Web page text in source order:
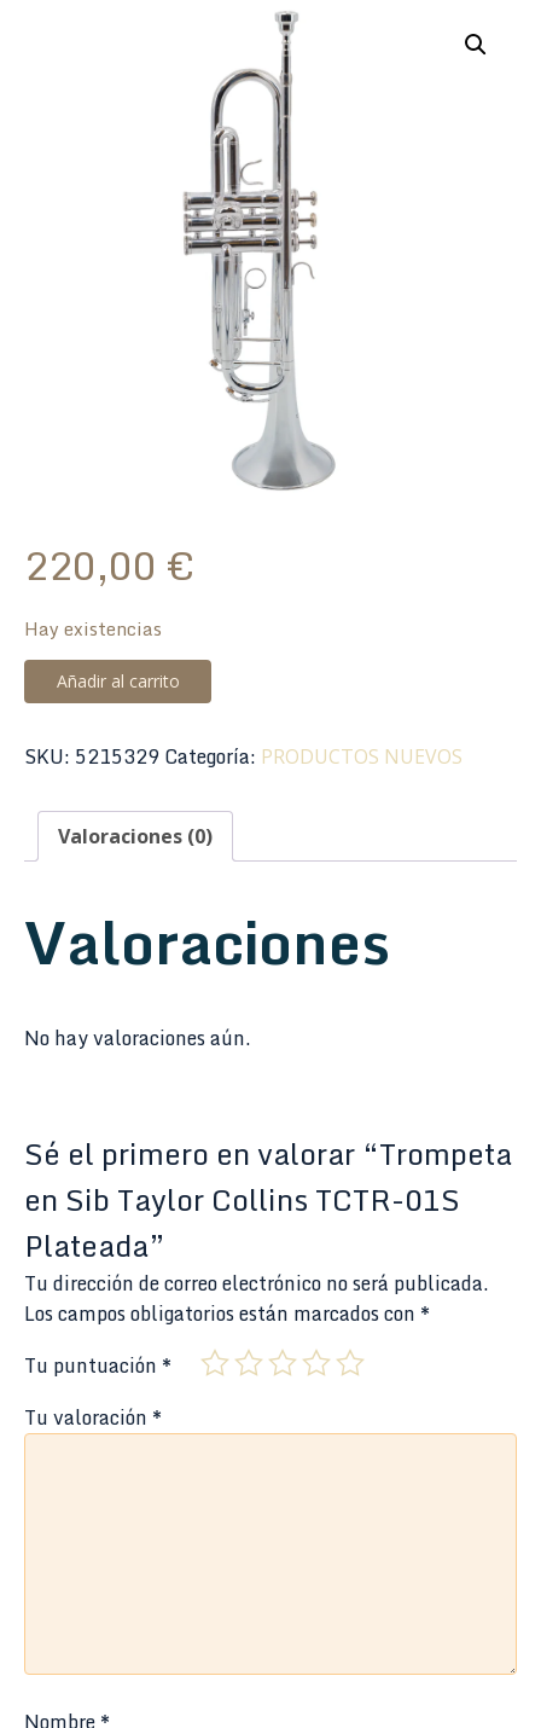
220,00 €
Hay existencias
Trompeta
en
Taylor
TCTR-
01S
cantidad
Añadir al carrito
SKU: 5215329Categoría: PRODUCTOS NUEVOS
Valoraciones (0)
Valoraciones
No hay valoraciones aún.
Sé el primero en valorar “Trompeta
en Sib Taylor Collins TCTR-01S
Plateada”
Tu dirección de correo electrónico no será publicada.
Los campos obligatorios están marcados con *
Tu puntuación *
Tu valoración *